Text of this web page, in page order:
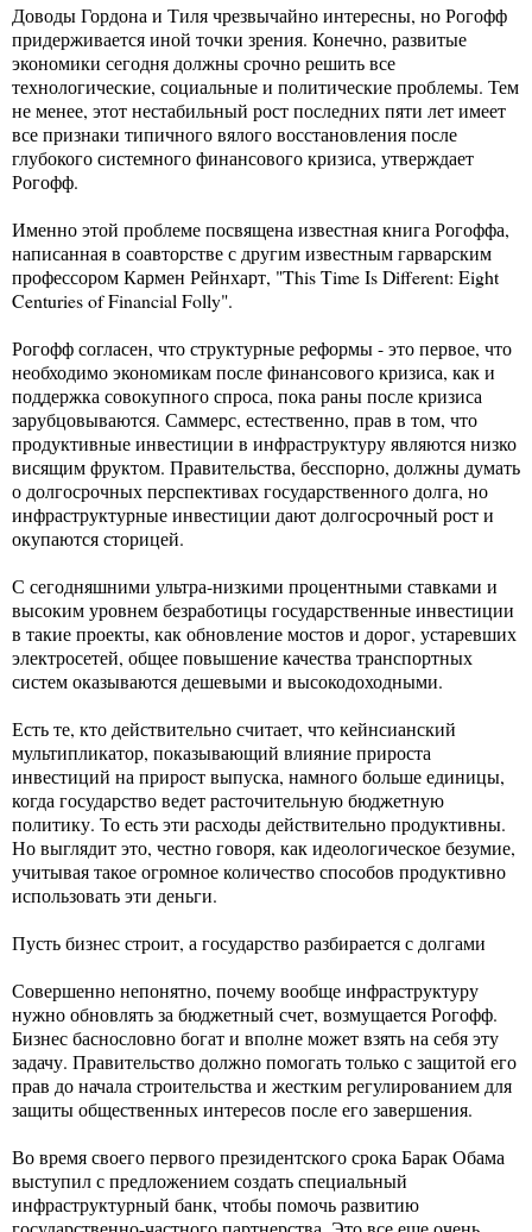
Доводы Гордона и Тиля чрезвычайно интересны, но Рогофф
придерживается иной точки зрения. Конечно, развитые
экономики сегодня должны срочно решить все
технологические, социальные и политические проблемы. Тем
не менее, этот нестабильный рост последних пяти лет имеет
все признаки типичного вялого восстановления после
глубокого системного финансового кризиса, утверждает
Рогофф.
Именно этой проблеме посвящена известная книга Рогоффа,
написанная в соавторстве с другим известным гарварским
профессором Кармен Рейнхарт, "This Time Is Different: Eight
Centuries of Financial Folly".
Рогофф согласен, что структурные реформы - это первое, что
необходимо экономикам после финансового кризиса, как и
поддержка совокупного спроса, пока раны после кризиса
зарубцовываются. Саммерс, естественно, прав в том, что
продуктивные инвестиции в инфраструктуру являются низко
висящим фруктом. Правительства, бесспорно, должны думать
о долгосрочных перспективах государственного долга, но
инфраструктурные инвестиции дают долгосрочный рост и
окупаются сторицей.
С сегодняшними ультра-низкими процентными ставками и
высоким уровнем безработицы государственные инвестиции
в такие проекты, как обновление мостов и дорог, устаревших
электросетей, общее повышение качества транспортных
систем оказываются дешевыми и высокодоходными.
Есть те, кто действительно считает, что кейнсианский
мультипликатор, показывающий влияние прироста
инвестиций на прирост выпуска, намного больше единицы,
когда государство ведет расточительную бюджетную
политику. То есть эти расходы действительно продуктивны.
Но выглядит это, честно говоря, как идеологическое безумие,
учитывая такое огромное количество способов продуктивно
использовать эти деньги.
Пусть бизнес строит, а государство разбирается с долгами
Совершенно непонятно, почему вообще инфраструктуру
нужно обновлять за бюджетный счет, возмущается Рогофф.
Бизнес баснословно богат и вполне может взять на себя эту
задачу. Правительство должно помогать только с защитой его
прав до начала строительства и жестким регулированием для
защиты общественных интересов после его завершения.
Во время своего первого президентского срока Барак Обама
выступил с предложением создать специальный
инфраструктурный банк, чтобы помочь развитию